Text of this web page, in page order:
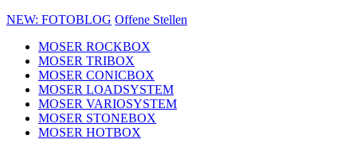
NEW: FOTOBLOG Offene Stellen
MOSER ROCKBOX
MOSER TRIBOX
MOSER CONICBOX
MOSER LOADSYSTEM
MOSER VARIOSYSTEM
MOSER STONEBOX
MOSER HOTBOX